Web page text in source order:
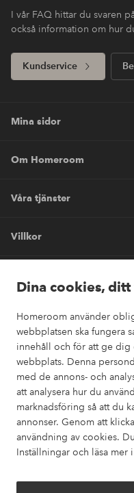
Dina cookies, ditt
Homeroom använder
webbplatsen ska fungera
innehåll och för att ge dig
webbplats. Denna
med de annons- och
att analysera hur du
marknadsföring så att du
annonser. Genom att
användning av cookies.
Inställningar och läsa mer
I vår FAQ hittar du svaren
också information om hur
Kundservice
Mina sidor
Om Homeroom
Våra tjänster
Villkor
Vill du veta
elpy